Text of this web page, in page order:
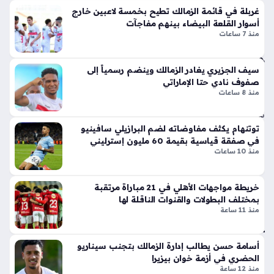
الج
دل
ط
لا
ق
ونت
ها
الج
دة
ذا
ت
الإث
ع
شر
أس
الأي
من
مد
مح
مو
منذ
سا
عة
دة
تح
ذير
ات
جو
ية
تسعى الإدارة لحسم ملفات عديدة قبل انطلاق الموسم الجديد، بدءاً
من تدعيم صفوف الفريق بوجوه جديدة، وصولاً إلى ترتيب…
غربلة في قائمة الزمالك تطيح بخمسة لاعبين خارج
أسوار القلعة البيضاء بينهم مفاجآت
منذ 7 ساعات
سيف الجزيري يغادر الزمالك وينضم رسمياً إلى
صفوف نادي حتا الإماراتي
منذ 8 ساعات
توتنهام يكثف مفاوضاته لضم البرازيلي سافينيو
في صفقة قياسية بقيمة 60 مليون إسترليني
منذ 10 ساعات
خريطة مواجهات الأهلي في 21 مباراة مرتقبة
بمختلف البطولات والقنوات الناقلة لها
منذ 11 ساعة
أسامة حسن يطالب إدارة الزمالك بتجنب سيناريو
الحضري في أزمة خوان بيزيرا
منذ 12 ساعة